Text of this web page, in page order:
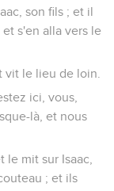
son fils ; et il
s'en alla vers le
vit le lieu de loin.
ici, vous,
là, et nous
mit sur Isaac,
; et ils